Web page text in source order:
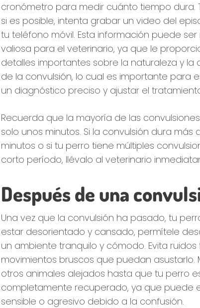
cronómetro para medir cuánto tiempo dura.
si es posible, intenta grabar un video del
tu teléfono móvil. Esta información puede ser
valiosa para el veterinario, ya que le
detalles importantes sobre la naturaleza y la
de la convulsión, lo cual es importante para
un diagnóstico preciso y ajustar el
Recuerda que la mayoría de las
solo unos minutos. Si la convulsión dura más
minutos o si tu perro tiene múltiples
corto período, llévalo al veterinario
Después de una
Una vez que la convulsión ha pasado, tu
estar desorientado y cansado, permítele
un ambiente tranquilo y cómodo. Evita ruidos
movimientos bruscos que puedan asustarlo.
otros animales alejados hasta que tu perro
completamente recuperado, ya que puede
sensible o agresivo debido a la confusión.